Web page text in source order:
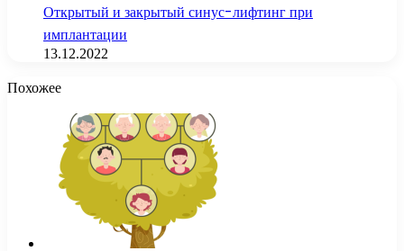
Открытый и закрытый синус-лифтинг при
имплантации
13.12.2022
Похожее